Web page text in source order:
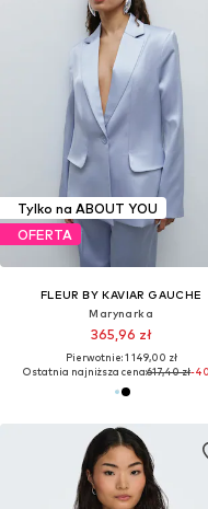
Tylko na ABOUT YOU
OFERTA
FLEUR BY KAVIAR GAUCHE
Marynarka
365,96 zł
Pierwotnie: 1 149,00 zł
Ostatnia najniższa cena:617,40 zł-